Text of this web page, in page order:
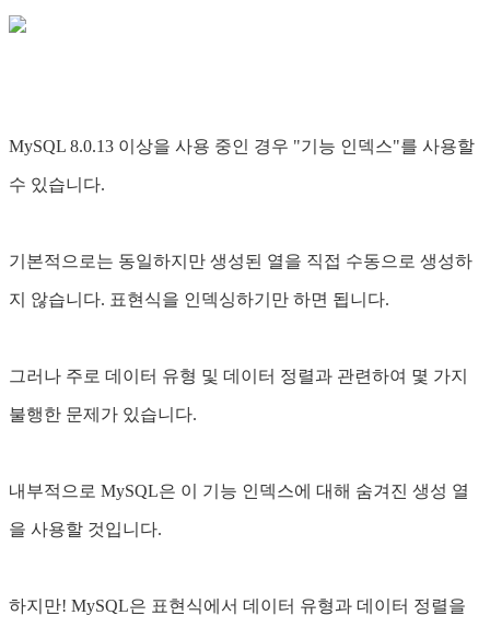
MySQL 8.0.13 이상을 사용 중인 경우 "기능 인덱스"를 사용할
수 있습니다.
기본적으로는 동일하지만 생성된 열을 직접 수동으로 생성하
지 않습니다. 표현식을 인덱싱하기만 하면 됩니다.
그러나 주로 데이터 유형 및 데이터 정렬과 관련하여 몇 가지
불행한 문제가 있습니다.
내부적으로 MySQL은 이 기능 인덱스에 대해 숨겨진 생성 열
을 사용할 것입니다.
하지만! MySQL은 표현식에서 데이터 유형과 데이터 정렬을